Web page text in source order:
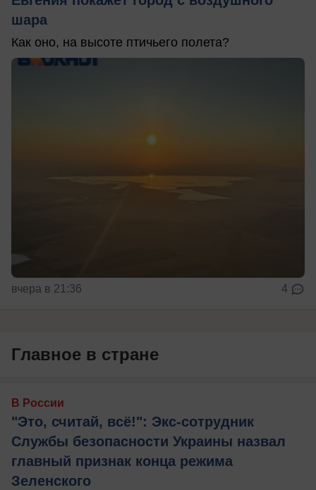
шара
Как оно, на высоте птичьего полета?
вчера в 21:36 4
Главное в стране
В России
"Это, считай, всё!": Экс-сотрудник
Службы безопасности Украины назвал
главный признак конца режима
Зеленского